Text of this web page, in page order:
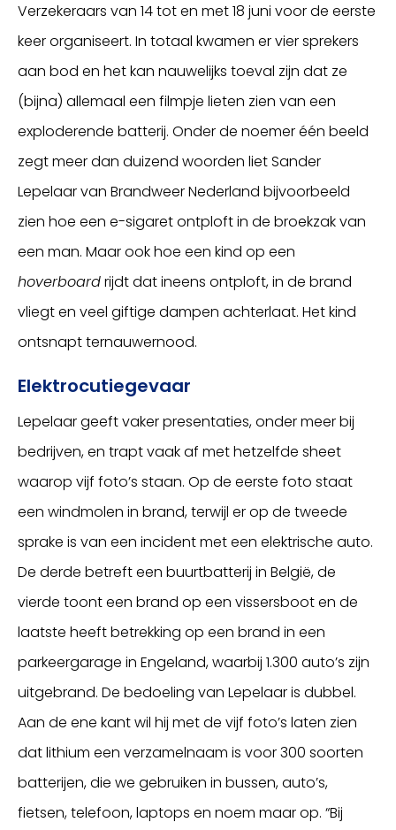
Verzekeraars van 14 tot en met 18 juni voor de eerste
keer organiseert. In totaal kwamen er vier sprekers
aan bod en het kan nauwelijks toeval zijn dat ze
(bijna) allemaal een filmpje lieten zien van een
exploderende batterij. Onder de noemer één beeld
zegt meer dan duizend woorden liet Sander
Lepelaar van Brandweer Nederland bijvoorbeeld
zien hoe een e-sigaret ontploft in de broekzak van
een man. Maar ook hoe een kind op een
hoverboardrijdt dat ineens ontploft, in de brand
vliegt en veel giftige dampen achterlaat. Het kind
ontsnapt ternauwernood.
Elektrocutiegevaar
Lepelaar geeft vaker presentaties, onder meer bij
bedrijven, en trapt vaak af met hetzelfde sheet
waarop vijf foto’s staan. Op de eerste foto staat
een windmolen in brand, terwijl er op de tweede
sprake is van een incident met een elektrische auto.
De derde betreft een buurtbatterij in België, de
vierde toont een brand op een vissersboot en de
laatste heeft betrekking op een brand in een
parkeergarage in Engeland, waarbij 1.300 auto’s zijn
uitgebrand. De bedoeling van Lepelaar is dubbel.
Aan de ene kant wil hij met de vijf foto’s laten zien
dat lithium een verzamelnaam is voor 300 soorten
batterijen, die we gebruiken in bussen, auto’s,
fietsen, telefoon, laptops en noem maar op. “Bij